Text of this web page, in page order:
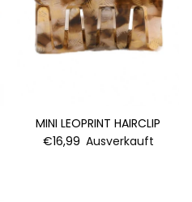
MINI LEOPRINT HAIRCLIP
€16,99 Ausverkauft